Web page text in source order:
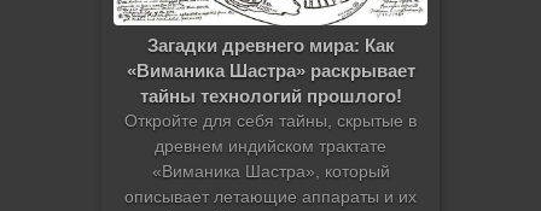
Загадки древнего мира: Как
«Виманика Шастра» раскрывает
тайны технологий прошлого!
Откройте для себя тайны, скрытые в
древнем индийском трактате
«Виманика Шастра», который
описывает летающие аппараты и их